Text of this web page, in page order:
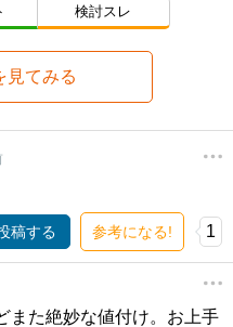
検討スレ
見てみる
稿する 参考になる! 1
また絶妙な値付け。お上手